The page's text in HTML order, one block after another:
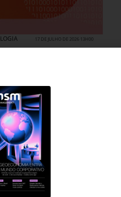
17 DE JULHO DE 2026 13H00
está acelerando a
textos,
em segundos.
importante talvez não
produção, e sim na
experiências de
pensamento
e autonomia humana.
4 MINUTOS MIN DE LEITURA